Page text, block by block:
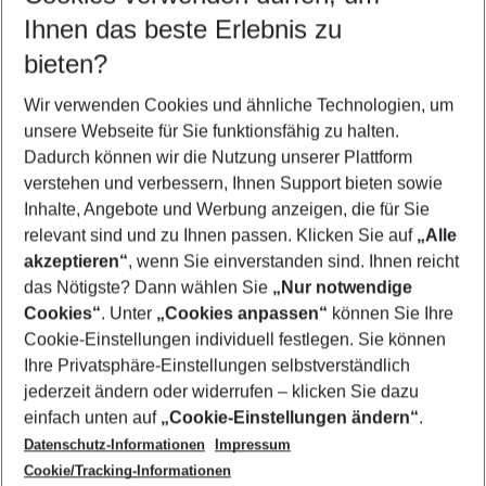
Reisezeitraum wählen
09.08.26– 07.08.27 5-8 Nächte
2 Erwachsene Keine Kinder
Mehr Filter anzeigen
Footer
Footer navigation
Über uns
AGB
Cookie-Einstellungen ändern
Cookie-Richtlinie
Datenschutz
Service & Hilfe
Barrierefreies Reisen
Check-in
Folgen Sie uns
Ihnen das beste Erlebnis zu
bieten?
Wir verwenden Cookies und ähnliche Technologien, um
unsere Webseite für Sie funktionsfähig zu halten.
Dadurch können wir die Nutzung unserer Plattform
verstehen und verbessern, Ihnen Support bieten sowie
Inhalte, Angebote und Werbung anzeigen, die für Sie
relevant sind und zu Ihnen passen. Klicken Sie auf „Alle
akzeptieren“, wenn Sie einverstanden sind. Ihnen reicht
das Nötigste? Dann wählen Sie „Nur notwendige
Cookies“. Unter „Cookies anpassen“ können Sie Ihre
Cookie-Einstellungen individuell festlegen. Sie können
Ihre Privatsphäre-Einstellungen selbstverständlich
jederzeit ändern oder widerrufen – klicken Sie dazu
einfach unten auf „Cookie-Einstellungen ändern“.
Datenschutz-Informationen
Impressum
Cookie/Tracking-Informationen